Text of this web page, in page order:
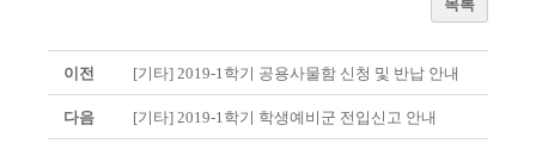
목록
이전 [기타] 2019-1학기 공용사물함 신청 및 반납 안내
다음 [기타] 2019-1학기 학생예비군 전입신고 안내